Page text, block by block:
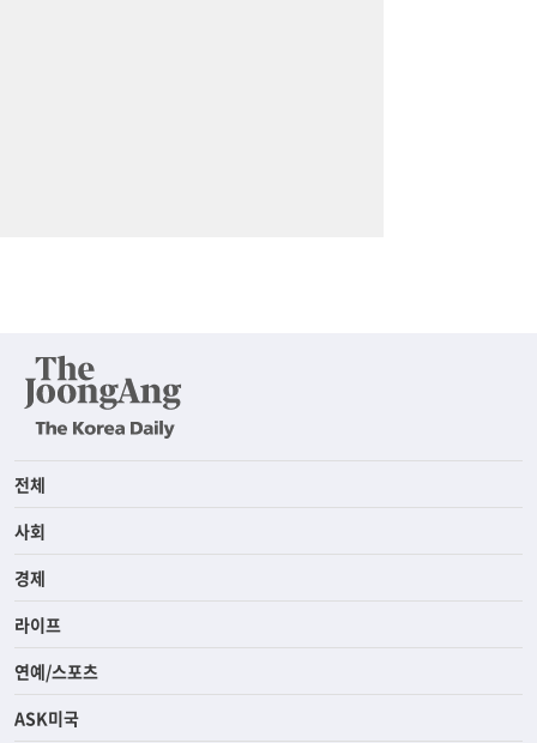
전체
사회
경제
라이프
연예/스포츠
ASK미국